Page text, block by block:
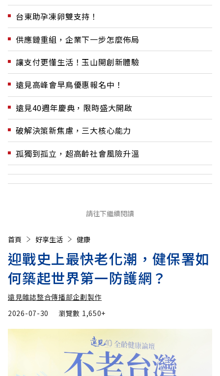
台東助孕凍卵雙支持！
供應鏈重組，企業下一步怎麼佈局
讓支付更懂生活！玉山開創新體驗
遠見高峰會早鳥優惠報名中！
遠見40週年慶典，限時盛大開啟
破解決策新焦慮，三大核心能力
孤獨到孤立，超高齡社會風險升溫
請往下繼續閱讀
首頁 好享生活 健康
迎戰史上最快老化潮，健保署如
何築起世界第一防護網？
遠見雜誌整合傳播部企劃製作
2026-07-30
瀏覽數 1,650+